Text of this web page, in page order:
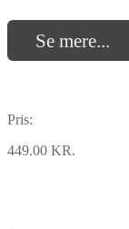
Se mere...
Pris:
449.00 KR.